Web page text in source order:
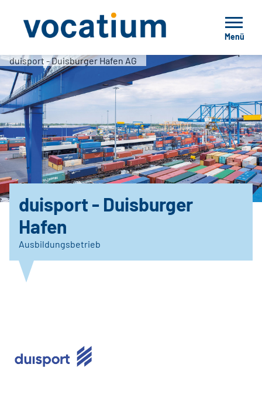
Menü
duisport - Duisburger Hafen AG
duisport - Duisburger
Hafen
Ausbildungsbetrieb